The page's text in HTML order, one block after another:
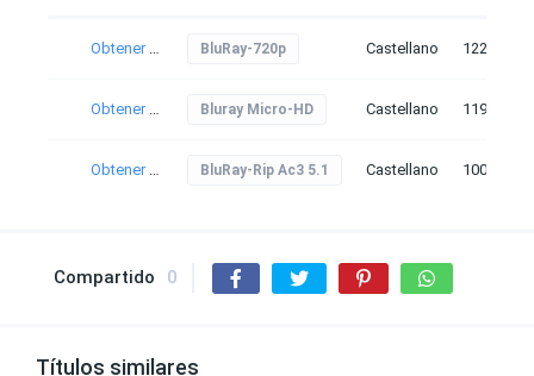
Obtener torrent BluRay-720p Castellano 122
Obtener torrent Bluray Micro-HD Castellano 119
Obtener torrent BluRay-Rip Ac3 5.1 Castellano 100
Compartido 0
Títulos similares